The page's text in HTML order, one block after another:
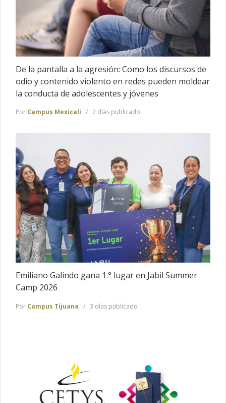
De la pantalla a la agresión: Como los discursos de
odio y contenido violento en redes pueden moldear
la conducta de adolescentes y jóvenes
Por Campus Mexicali 2 días publicado
Emiliano Galindo gana 1.° lugar en Jabil Summer
Camp 2026
Por Campus Tijuana 3 días publicado